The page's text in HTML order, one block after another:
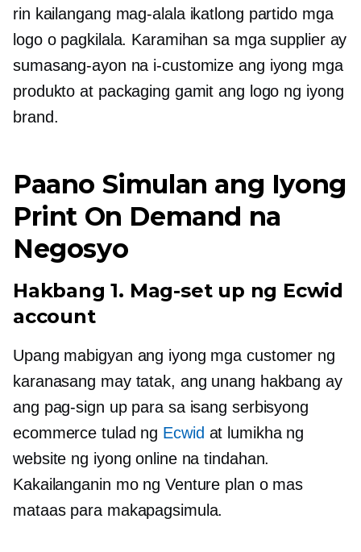
rin kailangang mag-alala ikatlong partidomga
logo o pagkilala. Karamihan sa mga supplier ay
sumasang-ayon na i-customize ang iyong mga
produkto at packaging gamit ang logo ng iyong
brand.
Paano Simulan ang Iyong
Print On Demand na
Negosyo
Hakbang 1. Mag-set up ng Ecwid
account
Upang mabigyan ang iyong mga customer ng
karanasang may tatak, ang unang hakbang ay
ang pag-sign up para sa isang serbisyong
ecommerce tulad ng Ecwid at lumikha ng
website ng iyong online na tindahan.
Kakailanganin mo ng Venture plan o mas
mataas para makapagsimula.